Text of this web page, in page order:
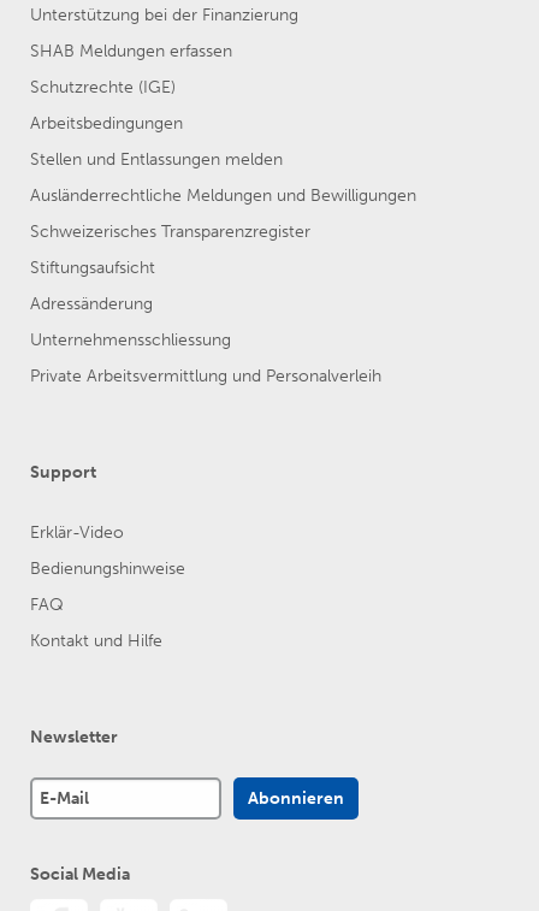
Unterstützung bei der Finanzierung
SHAB Meldungen erfassen
Schutzrechte (IGE)
Arbeitsbedingungen
Stellen und Entlassungen melden
Ausländerrechtliche Meldungen und Bewilligungen
Schweizerisches Transparenzregister
Stiftungsaufsicht
Adressänderung
Unternehmensschliessung
Private Arbeitsvermittlung und Personalverleih
Support
Erklär-Video
Bedienungshinweise
FAQ
Kontakt und Hilfe
Newsletter
Social Media